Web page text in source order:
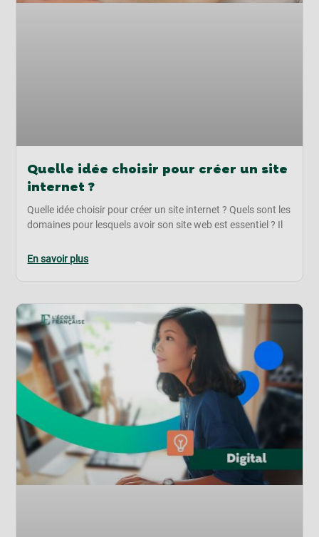
Quelle idée choisir pour créer un site
internet ?
Quelle idée choisir pour créer un site internet ? Quels sont les
domaines pour lesquels avoir son site web est essentiel ? Il
En savoir plus